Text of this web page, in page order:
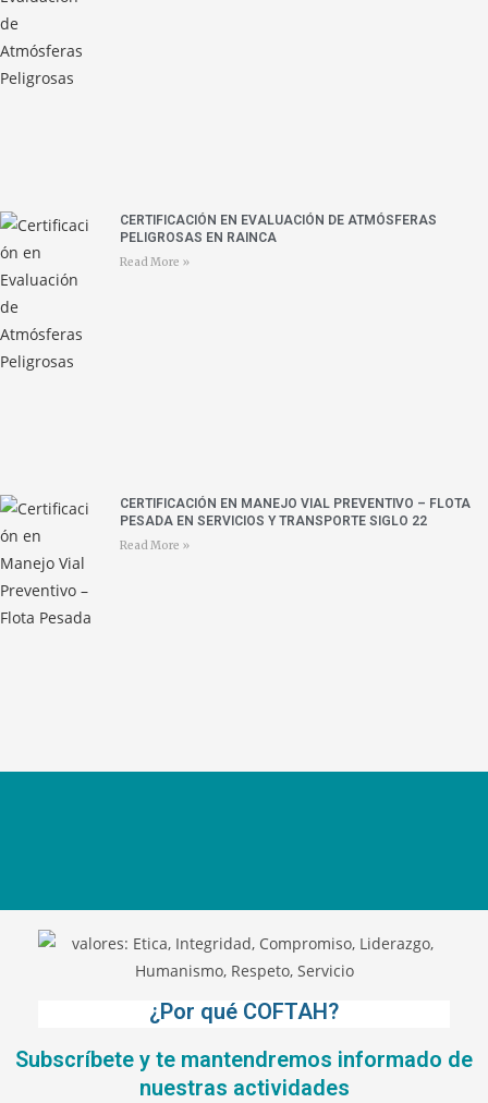
CERTIFICACIÓN EN EVALUACIÓN DE ATMÓSFERAS
PELIGROSAS EN RAINCA
Read More »
CERTIFICACIÓN EN MANEJO VIAL PREVENTIVO – FLOTA
PESADA EN SERVICIOS Y TRANSPORTE SIGLO 22
Read More »
¿Por qué COFTAH?
Subscríbete y te mantendremos informado de
nuestras actividades